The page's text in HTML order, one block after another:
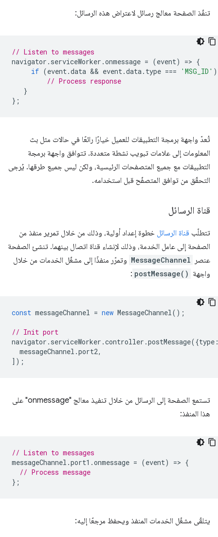
تنفّذ الصفحة معالج رسائل لاعتراض هذه الرسائل:
// Listen to messages
navigator . serviceWorker .onmessage = (event) => {
if (event.data && event.data. type === 'MSG_ID' )
// Process response
}
};
تُعدّ واجهة برمجة التطبيقات للعميل خيارًا رائعًا في حالات مثل بث
المعلومات إلى علامات تبويب نشطة متعددة. تتوافق واجهة برمجة
التطبيقات مع جميع المتصفحات الرئيسية، ولكن ليس جميع طرقها. يُرجى
التحقّق من توافق المتصفّح قبل استخدامه.
قناة الرسائل
تتطلّب قناة الرسائل خطوة إعداد أولية، وذلك من خلال تمرير منفذ من
الصفحة إلى عامل الخدمة، وذلك لإنشاء قناة اتصال بينهما. تنشئ الصفحة
عنصر
MessageChannel وتمرّر منفذًا إلى مشغّل الخدمات من خلال
واجهة postMessage()
:
const messageChannel = new MessageChannel();
// Init port
navigator . serviceWorker .controller .postMessage({type
messageChannel .port2,
]);
تستمع الصفحة إلى الرسائل من خلال تنفيذ معالج "onmessage" على
هذا المنفذ:
// Listen to messages
messageChannel .port1 .onmessage = (event) => {
// Process message
};
يتلقّى مشغّل الخدمات المنفذ ويحفظ مرجعًا إليه: